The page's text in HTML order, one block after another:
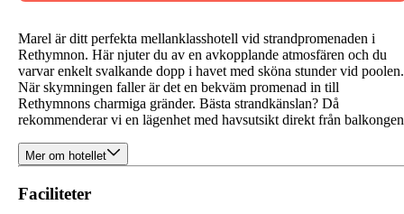
Marel är ditt perfekta mellanklasshotell vid strandpromenaden i
Rethymnon. Här njuter du av en avkopplande atmosfären och du
varvar enkelt svalkande dopp i havet med sköna stunder vid poolen.
När skymningen faller är det en bekväm promenad in till
Rethymnons charmiga gränder. Bästa strandkänslan? Då
rekommenderar vi en lägenhet med havsutsikt direkt från
Mer om hotellet
Faciliteter